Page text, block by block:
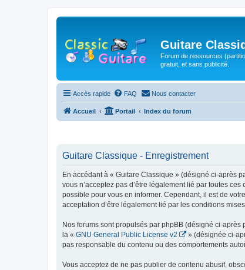
Guitare
Forum de ressources
gratuit, et sans publicité.
Accès rapide FAQ Nous contacter
Accueil Portail Index du forum
Guitare Classique - Enregistrement
En accédant à « Guitare Classique » (désigné ci-après
vous n’acceptez pas d’être légalement lié par toutes
possible pour vous en informer. Cependant, il est de
acceptation d’être légalement lié par les conditions
Nos forums sont propulsés par phpBB (désigné ci-
la « GNU General Public License v2 » (désignée ci-
pas responsable du contenu ou des comportements
Vous acceptez de ne pas publier de contenu abusif,